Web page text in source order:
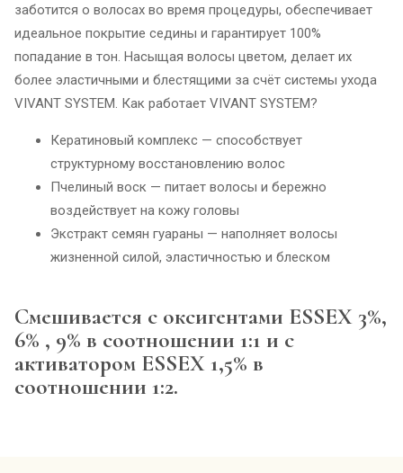
заботится о волосах во время процедуры, обеспечивает
идеальное покрытие седины и гарантирует 100%
попадание в тон. Насыщая волосы цветом, делает их
более эластичными и блестящими за счёт системы ухода
VIVANT SYSTEM. Как работает VIVANT SYSTEM?
Кератиновый комплекс — способствует
структурному восстановлению волос
Пчелиный воск — питает волосы и бережно
воздействует на кожу головы
Экстракт семян гуараны — наполняет волосы
жизненной силой, эластичностью и блеском
Смешивается с оксигентами ESSEX 3%,
6% , 9% в соотношении 1:1 и с
активатором ESSEX 1,5% в
соотношении 1:2.